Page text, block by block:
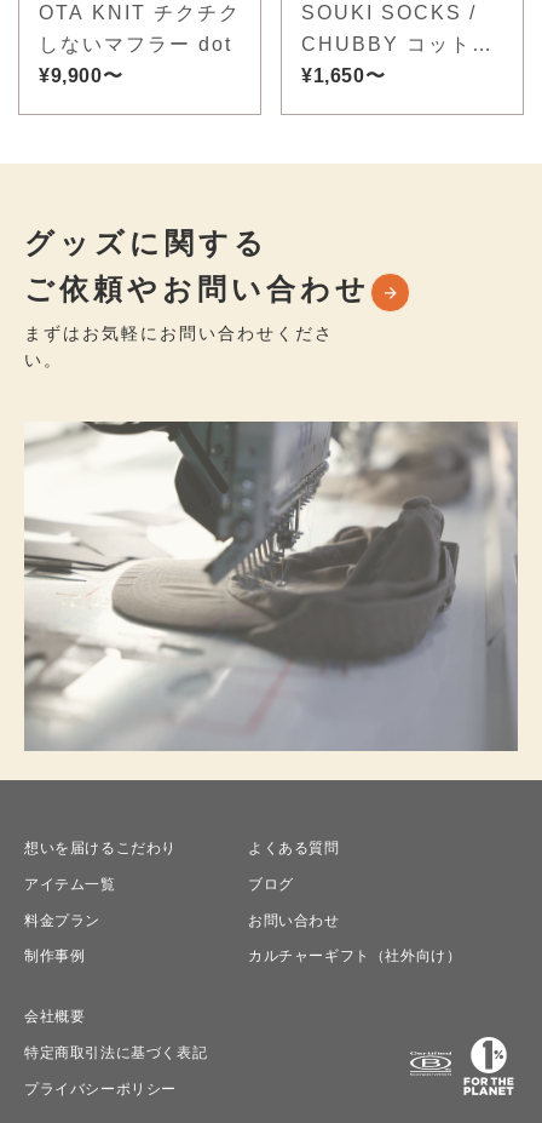
OTA KNIT チクチク
しないマフラー dot
¥9,900〜
SOUKI SOCKS /
CHUBBY コットン
スラブミックス
¥1,650〜
グッズに関する
ご依頼やお問い合わせ
まずはお気軽にお問い合わせくださ
い。
想いを届けるこだわり
アイテム一覧
料金プラン
制作事例
よくある質問
ブログ
お問い合わせ
カルチャーギフト（社外向け）
会社概要
特定商取引法に基づく表記
プライバシーポリシー